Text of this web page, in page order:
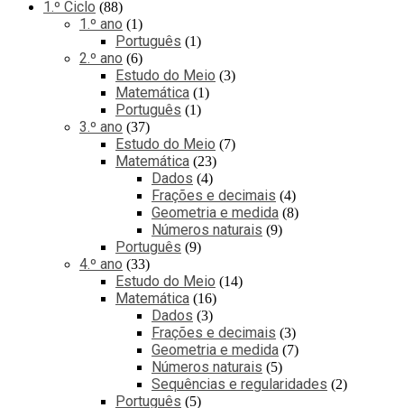
1.º Ciclo 88
1.º ano 1
Português 1
2.º ano 6
Estudo do Meio 3
Matemática 1
Português 1
3.º ano 37
Estudo do Meio 7
Matemática 23
Dados 4
Frações e decimais 4
Geometria e medida 8
Números naturais 9
Português 9
4.º ano 33
Estudo do Meio 14
Matemática 16
Dados 3
Frações e decimais 3
Geometria e medida 7
Números naturais 5
Sequências e regularidades 2
Português 5